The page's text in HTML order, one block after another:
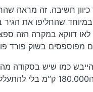
רבה עזרתם לי מאד
כיוון חשיבה. זה מראה
לאו דווקא במקרה הזה
בשוק פורד פוקוס
כמו שיש בסקודה